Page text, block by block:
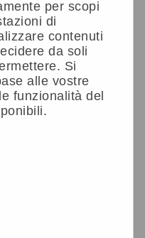
per saperne di
-
18.09.2026
40 Ore
per scopi
di
contenuti
da soli
Si
alle vostre
funzionalità del